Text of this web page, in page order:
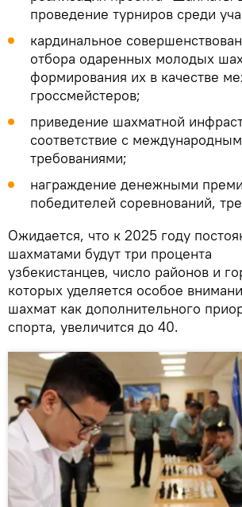
проведение турниров среди
кардинальное
отбора одаренных молодых
формирования их в качестве
гроссмейстеров;
приведение шахматной
соответствие с
требованиями;
награждение денежными
победителей соревнований,
Ожидается, что к 2025 году
шахматами будут три процента
узбекистанцев, число районов и
которых уделяется особое
шахмат как дополнительного
спорта, увеличится до 40.